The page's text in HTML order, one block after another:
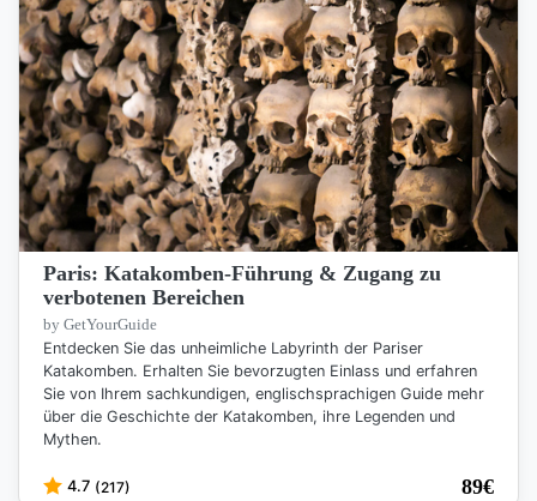
Paris: Katakomben-Führung & Zugang zu
verbotenen Bereichen
by GetYourGuide
Entdecken Sie das unheimliche Labyrinth der Pariser
Katakomben. Erhalten Sie bevorzugten Einlass und erfahren
Sie von Ihrem sachkundigen, englischsprachigen Guide mehr
über die Geschichte der Katakomben, ihre Legenden und
Mythen.
4.7 (217) 89€